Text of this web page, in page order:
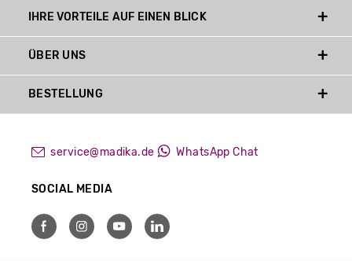
IHRE VORTEILE AUF EINEN BLICK
service@madika.de WhatsApp Chat
SOCIAL MEDIA
ÜBER UNS
BESTELLUNG